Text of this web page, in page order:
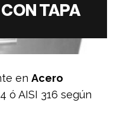
TAPA
en Acero
ó AISI 316 según